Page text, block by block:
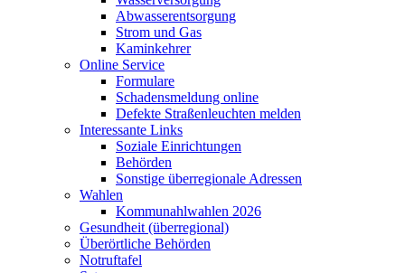
Abwasserentsorgung
Strom und Gas
Kaminkehrer
Online Service
Formulare
Schadensmeldung online
Defekte Straßenleuchten melden
Interessante Links
Soziale Einrichtungen
Behörden
Sonstige überregionale Adressen
Wahlen
Kommunahlwahlen 2026
Gesundheit (überregional)
Überörtliche Behörden
Notruftafel